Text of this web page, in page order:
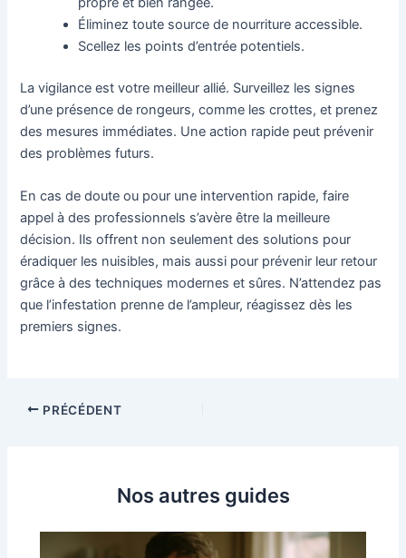
Éliminez toute source de nourriture accessible.
Scellez les points d’entrée potentiels.
La vigilance est votre meilleur allié. Surveillez les signes
d’une présence de rongeurs, comme les crottes, et prenez
des mesures immédiates. Une action rapide peut prévenir
des problèmes futurs.
En cas de doute ou pour une intervention rapide, faire
appel à des professionnels s’avère être la meilleure
décision. Ils offrent non seulement des solutions pour
éradiquer les nuisibles, mais aussi pour prévenir leur retour
grâce à des techniques modernes et sûres. N’attendez pas
que l’infestation prenne de l’ampleur, réagissez dès les
premiers signes.
PRÉCÉDENT
Nos autres guides